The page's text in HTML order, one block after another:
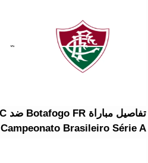
Campeonato Brasileiro Série A والمعلق